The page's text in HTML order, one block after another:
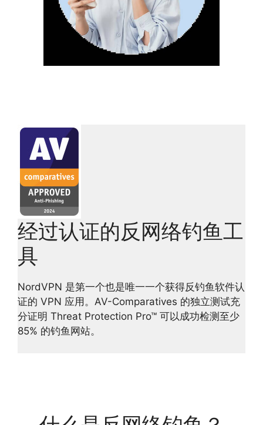
经过认证的反网络钓鱼工
具
NordVPN 是第一个也是唯一一个获得反钓鱼软件认
证的 VPN 应用。AV-Comparatives 的独立测试充
分证明 Threat Protection Pro™ 可以成功检测至少
85% 的钓鱼网站。